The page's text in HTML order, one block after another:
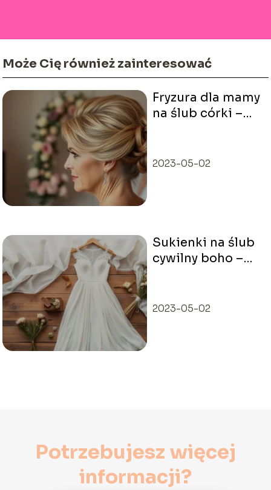
Może Cię również zainteresować
Fryzura dla mamy
na ślub córki –
inspiracje
2023-05-02
Sukienki na ślub
cywilny boho –
2023-05-02
Potrzebujesz więcej
informacji?